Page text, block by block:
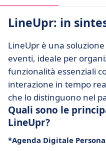
LineUpr: in
LineUpr è una
eventi, ideale per
funzionalità essenziali
interazione in tempo
che lo distinguono nel
Quali sono le
LineUpr?
*Agenda Digitale